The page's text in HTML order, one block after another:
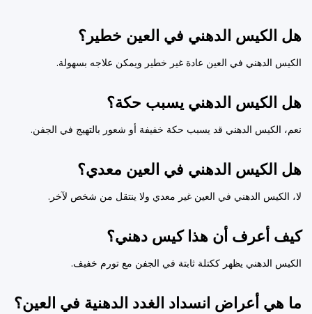
هل الكيس الدهني في العين خطير؟
الكيس الدهني في العين عادة غير خطير ويمكن علاجه بسهولة.
هل الكيس الدهني يسبب حكة؟
نعم، الكيس الدهني قد يسبب حكة خفيفة أو شعور بالتهيج في الجفن.
هل الكيس الدهني في العين معدي؟
لا، الكيس الدهني في العين غير معدي ولا ينتقل من شخص لآخر.
كيف أعرف أن هذا كيس دهني؟
الكيس الدهني يظهر ككتلة ثابتة في الجفن مع تورم خفيف.
ما هي أعراض انسداد الغدد الدهنية في العين؟